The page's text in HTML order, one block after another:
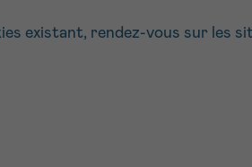
existant, rendez-vous sur les